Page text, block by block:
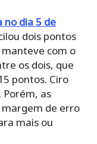
no dia 5 de
dois pontos
com o
os dois, que
pontos. Ciro
Porém, as
de erro
mais ou